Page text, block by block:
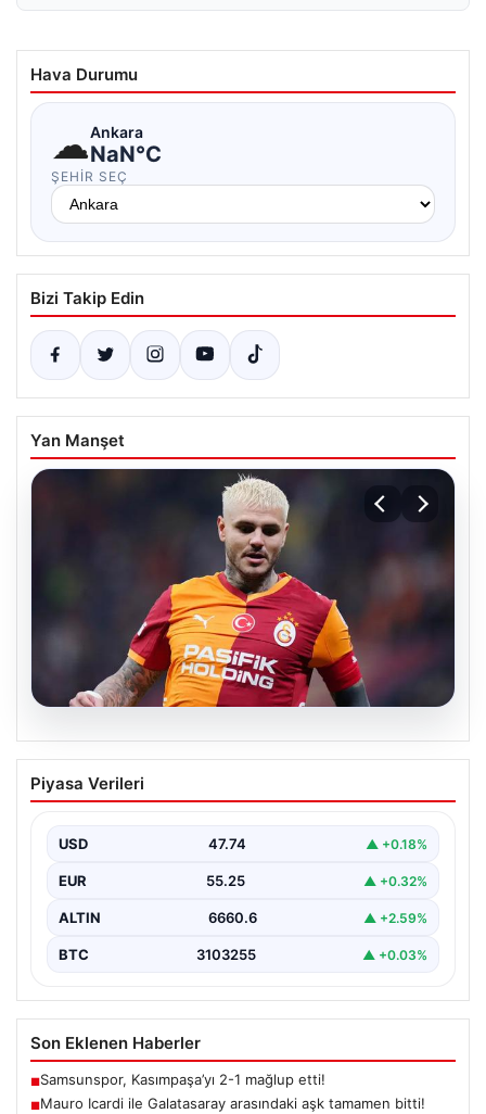
Hava Durumu
☁Ankara
NaN°C
ŞEHIR SEÇ
Bizi Takip Edin
Yan Manşet
07.08.2026
Mauro Icardi ile Galatasaray arasındaki
aşk tamamen bitti!
Piyasa Verileri
USD 47.74 ▲ +0.18%
EUR 55.25 ▲ +0.32%
ALTIN 6660.6 ▲ +2.59%
BTC 3103255 ▲ +0.03%
Son Eklenen Haberler
■Samsunspor, Kasımpaşa’yı 2-1 mağlup etti!
■Mauro Icardi ile Galatasaray arasındaki aşk tamamen bitti!